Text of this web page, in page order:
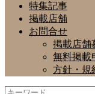
特集記事
掲載店舗
お問合せ
掲載店舗
無料掲載
方針・規